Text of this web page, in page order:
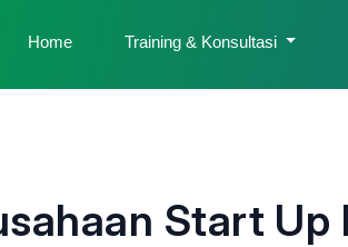
Home Training & Konsultasi
Start